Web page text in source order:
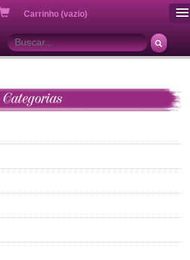
Carrinho (vazio)
Categorias